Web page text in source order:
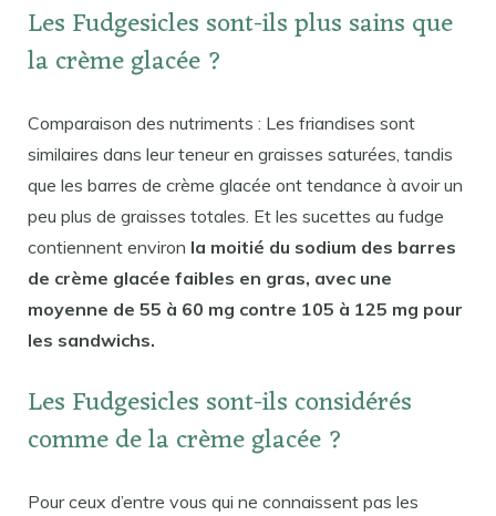
Les Fudgesicles sont-ils plus sains que
la crème glacée ?
Comparaison des nutriments : Les friandises sont
similaires dans leur teneur en graisses saturées, tandis
que les barres de crème glacée ont tendance à avoir un
peu plus de graisses totales. Et les sucettes au fudge
contiennent environ la moitié du sodium des barres
de crème glacée faibles en gras, avec une
moyenne de 55 à 60 mg contre 105 à 125 mg pour
les sandwichs.
Les Fudgesicles sont-ils considérés
comme de la crème glacée ?
Pour ceux d’entre vous qui ne connaissent pas les